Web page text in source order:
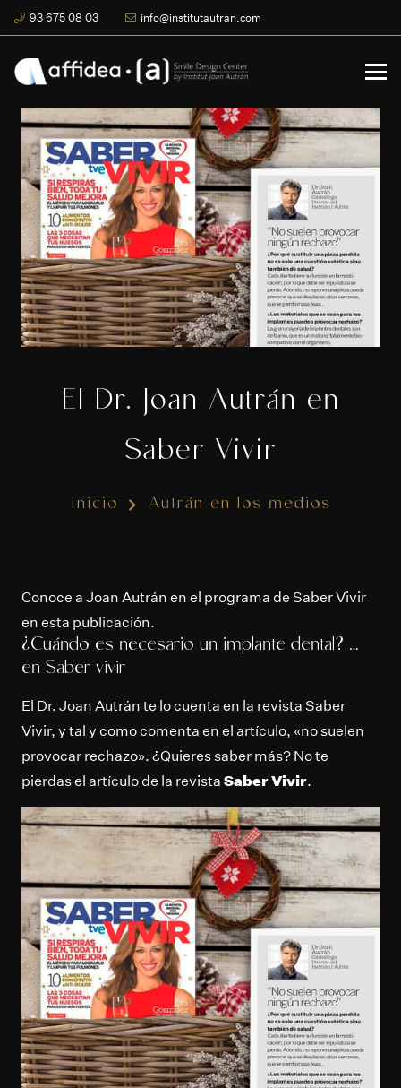
93 675 08 03 info@institutautran.com
El Dr. Joan Autrán en
Saber Vivir
Inicio Autrán en los medios
Conoce a Joan Autrán en el programa de Saber Vivir
en esta publicación.
¿Cuándo es necesario un implante dental? …
en Saber vivir
El Dr. Joan Autrán te lo cuenta en la revista Saber
Vivir, y tal y como comenta en el artículo, «no suelen
provocar rechazo». ¿Quieres saber más? No te
pierdas el artículo de la revista Saber Vivir.